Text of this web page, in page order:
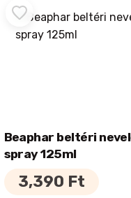
Beaphar beltéri
spray 125ml
3,390 Ft